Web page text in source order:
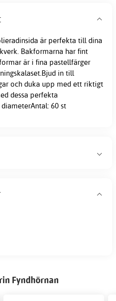
är perfekta till dina
Bakformarna har fint
är i fina pastellfärger
in till
och duka upp med ett riktigt
dessa perfekta
60 st
Fyndhörnan